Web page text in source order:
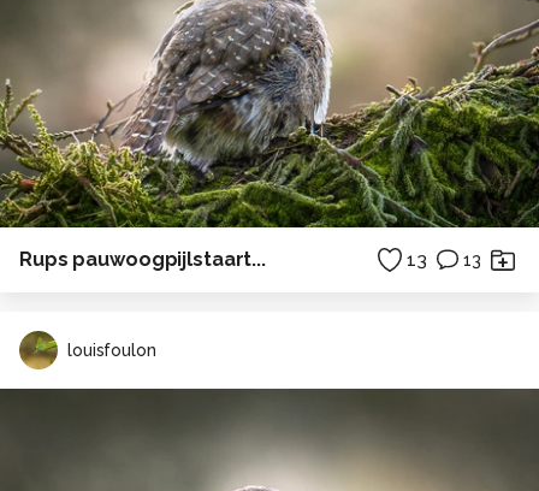
Rups pauwoogpijlstaart... 13 13
louisfoulon